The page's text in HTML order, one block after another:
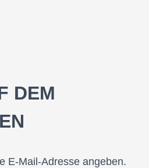
DEM
E-Mail-Adresse angeben.